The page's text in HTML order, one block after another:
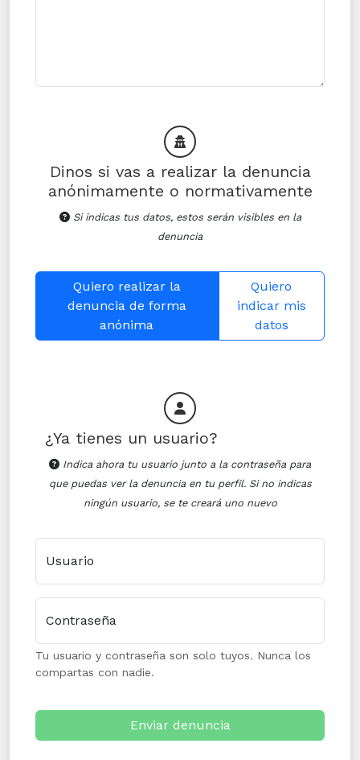
Dinos si vas a realizar la denuncia
anónimamente o normativamente
Si indicas tus datos, estos serán visibles en la
denuncia
Quiero realizar la
denuncia de forma
anónima
Quiero
indicar mis
datos
¿Ya tienes un usuario?
Indica ahora tu usuario junto a la contraseña para
que puedas ver la denuncia en tu perfil. Si no indicas
ningún usuario, se te creará uno nuevo
Usuario
Contraseña
Tu usuario y contraseña son solo tuyos. Nunca los
compartas con nadie.
Enviar denuncia